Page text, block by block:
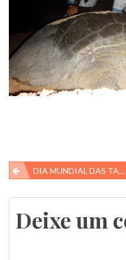
Navegação
de
Post
DIA MUNDIAL DAS TARTARUGAS MARINHAS
Deixe um